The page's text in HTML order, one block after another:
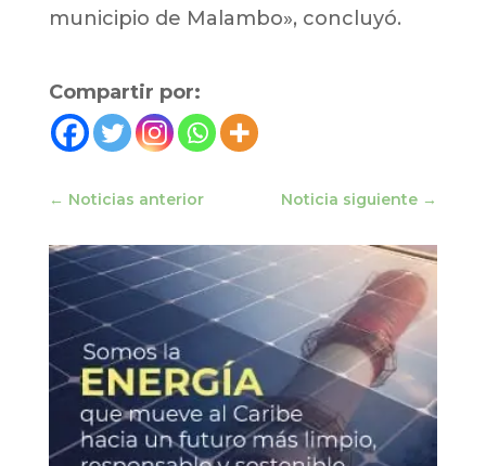
municipio de Malambo», concluyó.
Compartir por:
← Noticias anterior Noticia siguiente →